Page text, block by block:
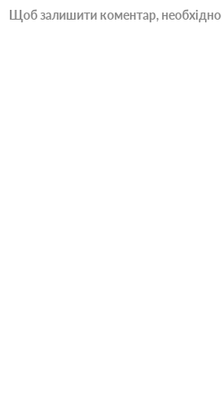
Щоб залишити коментар, необхідно